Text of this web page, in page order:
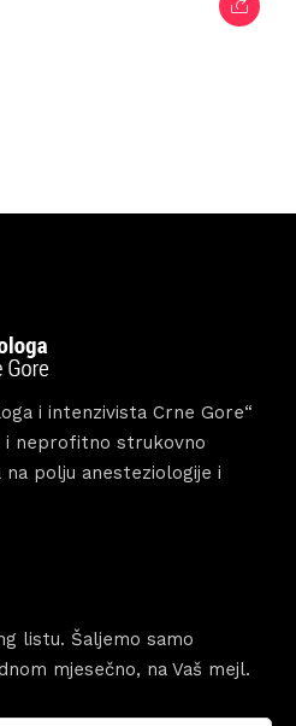
i intenzivista Crne Gore“
i neprofitno strukovno
polju anesteziologije i
listu. Šaljemo samo
mjesečno, na Vaš mejl.